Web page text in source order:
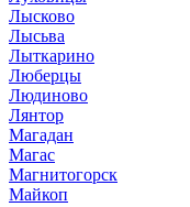
Лысково
Лысьва
Лыткарино
Люберцы
Людиново
Лянтор
Магадан
Магас
Магнитогорск
Майкоп